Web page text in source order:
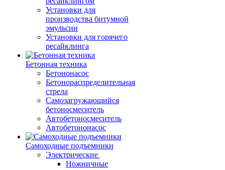
Установки для
производства битумной
эмульсии
Установки для горячего
ресайклинга
Бетонная техника
Бетононасос
Бетонораспределительная
стрела
Самозагружающийся
бетоносмеситель
Автобетоносмеситель
Автобетононасос
Самоходные подъемники
Электрические
Ножничные